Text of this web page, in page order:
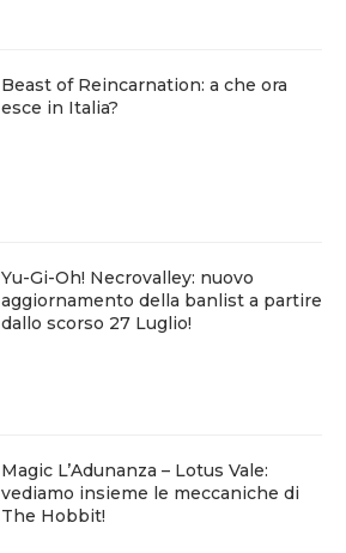
Beast of Reincarnation: a che ora
esce in Italia?
Yu-Gi-Oh! Necrovalley: nuovo
aggiornamento della banlist a partire
dallo scorso 27 Luglio!
Magic L’Adunanza – Lotus Vale:
vediamo insieme le meccaniche di
The Hobbit!